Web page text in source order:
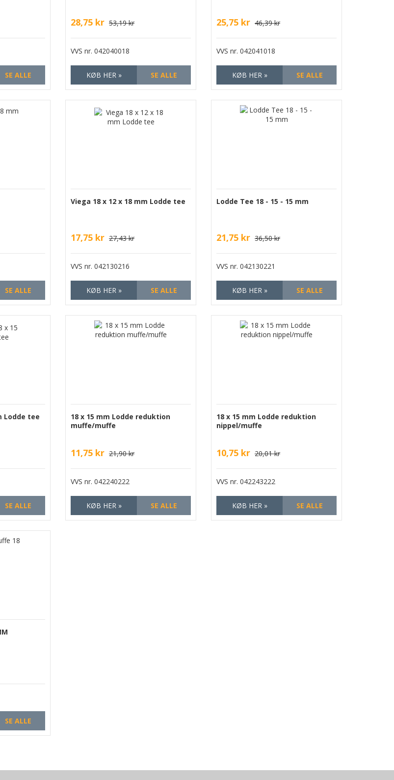
SE ALLE
28,75 kr 53,19 kr
VVS nr. 042040018
KØB HER » SE ALLE
25,75 kr 46,39 kr
VVS nr. 042041018
KØB HER » SE ALLE
SE ALLE
Viega 18 x 12 x 18 mm Lodde tee
17,75 kr 27,43 kr
VVS nr. 042130216
KØB HER » SE ALLE
Lodde Tee 18 - 15 - 15 mm
21,75 kr 36,50 kr
VVS nr. 042130221
KØB HER » SE ALLE
Lodde tee
SE ALLE
18 x 15 mm Lodde reduktion
muffe/muffe
11,75 kr 21,90 kr
VVS nr. 042240222
KØB HER » SE ALLE
18 x 15 mm Lodde reduktion
nippel/muffe
10,75 kr 20,01 kr
VVS nr. 042243222
KØB HER » SE ALLE
SE ALLE